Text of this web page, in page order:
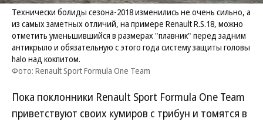
Технически болиды сезона-2018 изменились не очень сильно, а
из самых заметных отличий, на примере Renault R.S.18, можно
отметить уменьшившийся в размерах "плавник" перед задним
антикрыло и обязательную с этого года систему защиты головы
halo над кокпитом.
Фото: Renault Sport Formula One Team
Пока поклонники Renault Sport Formula One Team
приветствуют своих кумиров с трибун и томятся в